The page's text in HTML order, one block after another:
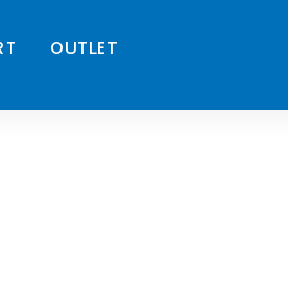
OUTLET